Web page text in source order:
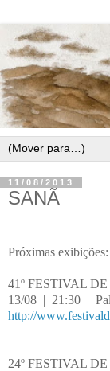
11/08/2013
SANÃ
Próximas exibições:
41º FESTIVAL
13/08 | 21:30 |
http://
24º FESTIVAL